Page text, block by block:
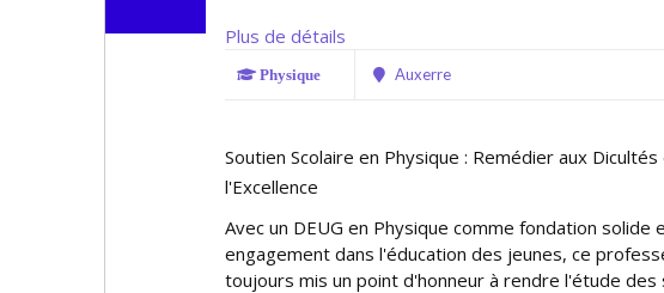
Plus de détails
Physique Auxerre
Soutien Scolaire en Physique : Remédier aux
l'Excellence
Avec un DEUG en Physique comme fondation solide
engagement dans l'éducation des jeunes, ce
toujours mis un point d'honneur à rendre l'étude des